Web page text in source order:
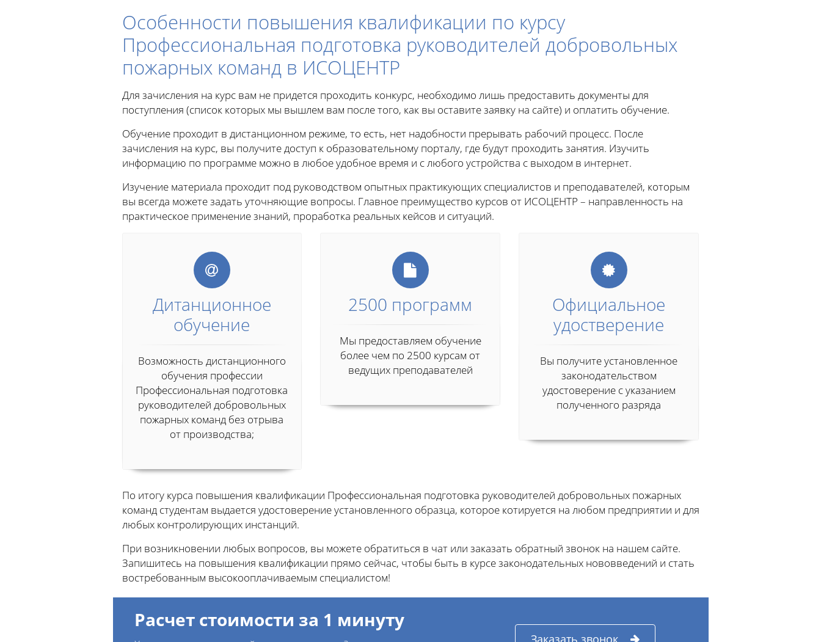
Особенности повышения квалификации по курсу
Профессиональная подготовка руководителей добровольных
пожарных команд в ИСОЦЕНТР
Для зачисления на курс вам не придется проходить конкурс, необходимо лишь предоставить документы для
поступления (список которых мы вышлем вам после того, как вы оставите заявку на сайте) и оплатить обучение.
Обучение проходит в дистанционном режиме, то есть, нет надобности прерывать рабочий процесс. После
зачисления на курс, вы получите доступ к образовательному порталу, где будут проходить занятия. Изучить
информацию по программе можно в любое удобное время и с любого устройства с выходом в интернет.
Изучение материала проходит под руководством опытных практикующих специалистов и преподавателей, которым
вы всегда можете задать уточняющие вопросы. Главное преимущество курсов от ИСОЦЕНТР – направленность на
практическое применение знаний, проработка реальных кейсов и ситуаций.
Дитанционное
обучение
Возможность дистанционного
обучения профессии
Профессиональная подготовка
руководителей добровольных
пожарных команд без отрыва
от производства;
2500 программ
Мы предоставляем обучение
более чем по 2500 курсам от
ведущих преподавателей
Официальное
удостверение
Вы получите установленное
законодательством
удостоверение с указанием
полученного разряда
По итогу курса повышения квалификации Профессиональная подготовка руководителей добровольных пожарных
команд студентам выдается удостоверение установленного образца, которое котируется на любом предприятии и для
любых контролирующих инстанций.
При возникновении любых вопросов, вы можете обратиться в чат или заказать обратный звонок на нашем сайте.
Запишитесь на повышения квалификации прямо сейчас, чтобы быть в курсе законодательных нововведений и стать
востребованным высокооплачиваемым специалистом!
Расчет стоимости за 1 минуту
Заказать звонок